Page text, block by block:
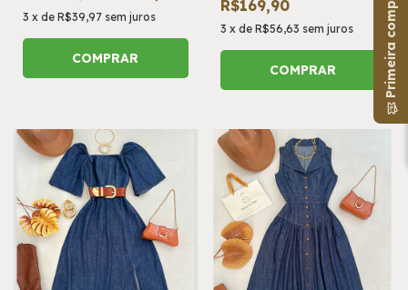
Primeira compra?
3 x de R$39,97 sem juros
COMPRAR
R$169,90
3 x de R$56,63 sem juros
COMPRAR